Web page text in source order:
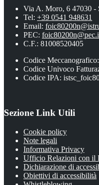
Via A. Moro, 6 47030 -
Tel: +39 0541 948631
Email:
PEC:
C.F.: 81008520405
Codice
Codice Univoco
Codice IPA:
Sezione Link Utili
Cookie policy
Note legali
Informativa Privacy
Ufficio Relazioni con il
Dichiarazione di
Obiettivi di accessibilità